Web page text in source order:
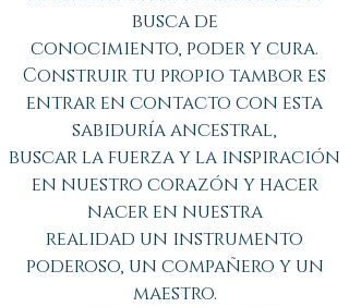
busca de
conocimiento, poder y cura.
Construir tu propio tambor es
entrar en contacto con esta
sabiduría ancestral,
buscar la fuerza y la inspiración
en nuestro corazón y hacer
nacer en nuestra
realidad un instrumento
poderoso, un compañero y un
maestro.